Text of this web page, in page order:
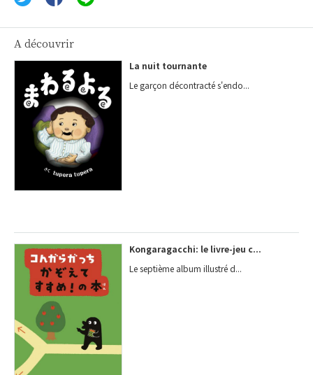
A découvrir
La nuit tournante
Le garçon décontracté s'endo...
Kongaragacchi: le livre-jeu c...
Le septième album illustré d...